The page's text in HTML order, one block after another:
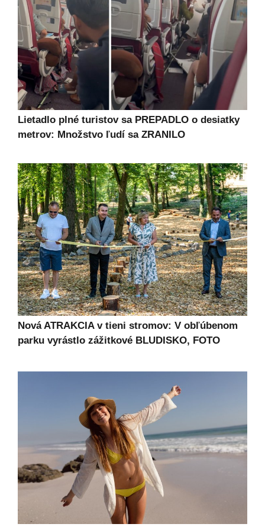
Lietadlo plné turistov sa PREPADLO o desiatky
metrov: Množstvo ľudí sa ZRANILO
Nová ATRAKCIA v tieni stromov: V obľúbenom
parku vyrástlo zážitkové BLUDISKO, FOTO